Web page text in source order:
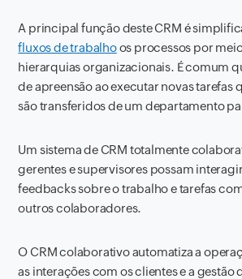
A principal função deste CRM é
fluxos de trabalhoos processos por
hierarquias organizacionais. É comum
de apreensão ao executar novas tarefas
são transferidos de um departamento
Um sistema de CRM totalmente
gerentes e supervisores possam
feedbacks sobre o trabalho e tarefas
outros colaboradores.
O CRM colaborativo automatiza a
as interações com os clientes e a gestão